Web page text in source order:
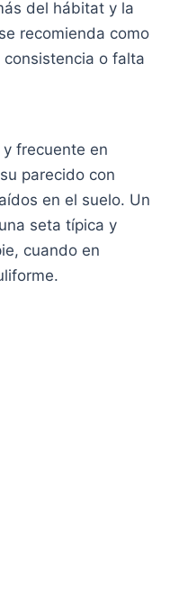
del hábitat y la
recomienda como
o falta
frecuente en
parecido con
en el suelo. Un
seta típica y
cuando en